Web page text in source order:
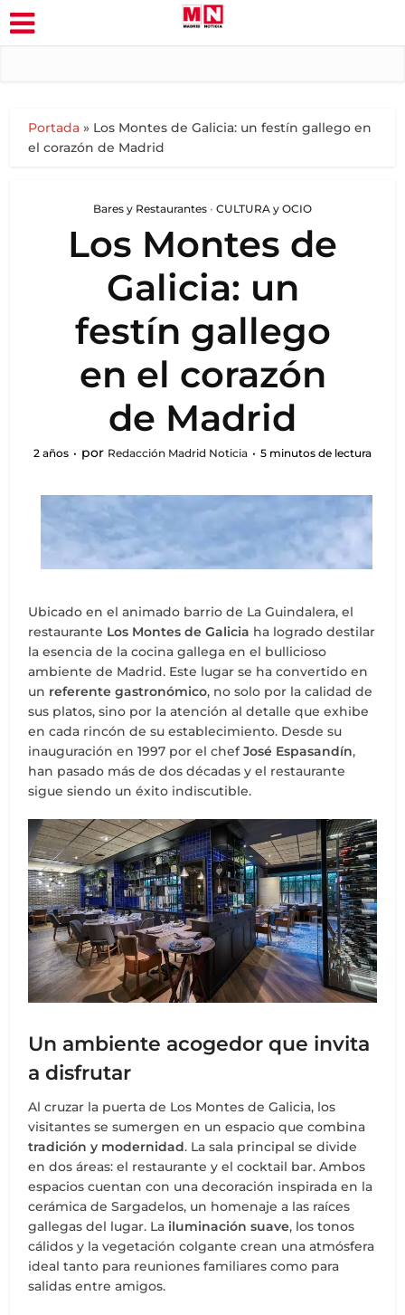
Portada » Los Montes de Galicia: un festín gallego en
el corazón de Madrid
Bares y Restaurantes • CULTURA y OCIO
Los Montes de
Galicia: un
festín gallego
en el corazón
de Madrid
2 años por Redacción Madrid Noticia 5 minutos de lectura
Ubicado en el animado barrio de La Guindalera, el
restaurante Los Montes de Galicia ha logrado destilar
la esencia de la cocina gallega en el bullicioso
ambiente de Madrid. Este lugar se ha convertido en
un referente gastronómico, no solo por la calidad de
sus platos, sino por la atención al detalle que exhibe
en cada rincón de su establecimiento. Desde su
inauguración en 1997 por el chefJosé Espasandín,
han pasado más de dos décadas y el restaurante
sigue siendo un éxito indiscutible.
Un ambiente acogedor que invita
a disfrutar
Al cruzar la puerta de Los Montes de Galicia, los
visitantes se sumergen en un espacio que combina
tradición y modernidad. La sala principal se divide
en dos áreas: el restaurante y el cocktail bar. Ambos
espacios cuentan con una decoración inspirada en la
cerámica de Sargadelos, un homenaje a las raíces
gallegas del lugar. La iluminación suave, los tonos
cálidos y la vegetación colgante crean una atmósfera
ideal tanto para reuniones familiares como para
salidas entre amigos.